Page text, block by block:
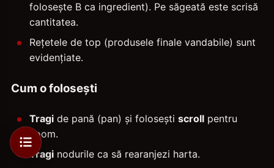
folosește B ca ingredient). Pe săgeată este scrisă
cantitatea.
Rețetele de top (produsele finale vandabile) sunt
evidențiate.
Cum o folosești
Tragi de pană (pan) și folosești scroll pentru
zoom.
Tragi nodurile ca să rearanjezi harta.